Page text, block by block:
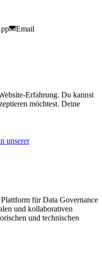
Email
Erfahrung. Du kannst
möchtest. Deine
unserer
für Data Governance
und kollaborativen
und technischen